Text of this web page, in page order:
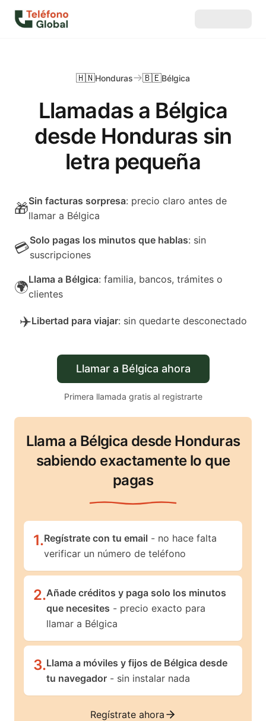
Llamadas a Bélgica
desde Honduras sin
letra pequeña
🇭🇳Honduras 🇧🇪Bélgica
🎁Sin facturas sorpresa: precio claro antes de
llamar a Bélgica
💳Solo pagas los minutos que hablas: sin
suscripciones
🌍Llama a Bélgica: familia, bancos, trámites o
clientes
✈️Libertad para viajar: sin quedarte desconectado
Llamar a Bélgica ahora
Primera llamada gratis al registrarte
Llama a Bélgica desde Honduras
sabiendo exactamente lo que
pagas
1.Regístrate con tu email - no hace falta
verificar un número de teléfono
2.Añade créditos y paga solo los minutos
que necesites - precio exacto para
llamar a Bélgica
3.Llama a móviles y fijos de Bélgica desde
tu navegador - sin instalar nada
Regístrate ahora